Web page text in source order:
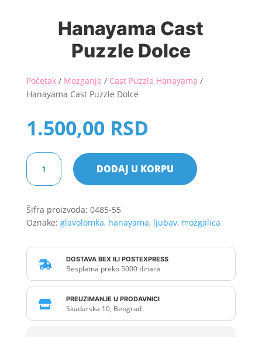
Hanayama Cast
Puzzle Dolce
Početak/ Mozganje / Cast Puzzle Hanayama /
Hanayama Cast Puzzle Dolce
1.500,00 RSD
Hanayama
Puzzle
količina
DODAJ U KORPU
Šifra proizvoda: 0485-55
Oznake: glavolomka, hanayama, ljubav, mozgalica
 DOSTAVA BEX ILI POSTEXPRESS
Besplatna preko 5000 dinara
 PREUZIMANJE U PRODAVNICI
Skadarska 10, Beograd